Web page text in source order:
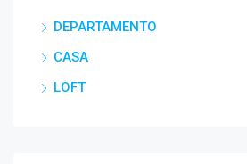
DEPARTAMENTO
CASA
LOFT